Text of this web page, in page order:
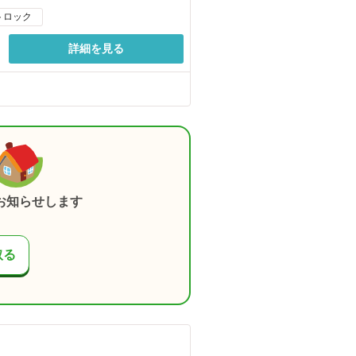
ロック
詳細を見る
知らせします
る